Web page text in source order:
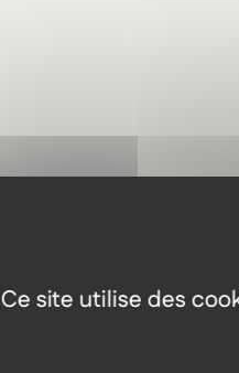
Ce site utilise des